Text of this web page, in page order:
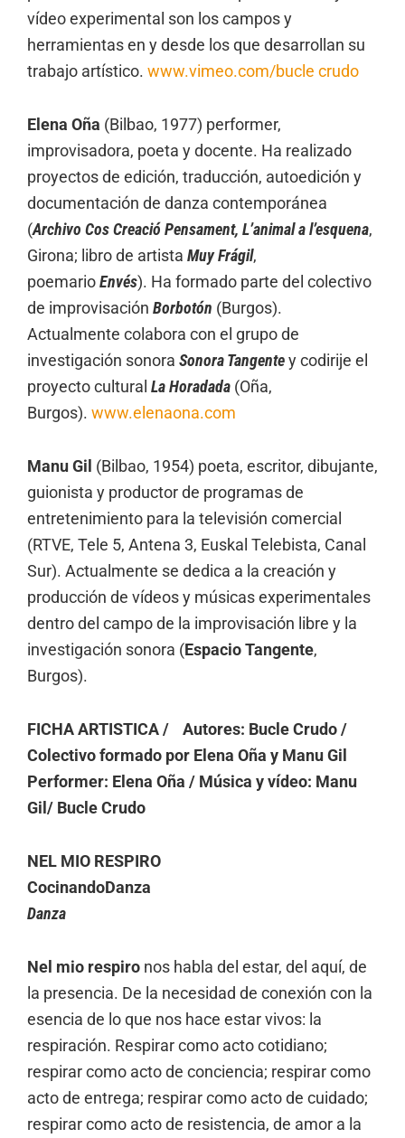
vídeo experimental son los campos y
herramientas en y desde los que desarrollan su
trabajo artístico. www.vimeo.com/bucle crudo
Elena Oña (Bilbao, 1977) performer,
improvisadora, poeta y docente. Ha realizado
proyectos de edición, traducción, autoedición y
documentación de danza contemporánea
(Archivo Cos Creació Pensament, L’animal a l’esquena,
Girona; libro de artista Muy Frágil,
poemarioEnvés). Ha formado parte del colectivo
de improvisación Borbotón (Burgos).
Actualmente colabora con el grupo de
investigación sonora Sonora Tangentey codirije el
proyecto cultural La Horadada (Oña,
Burgos). www.elenaona.com
Manu Gil (Bilbao, 1954) poeta, escritor, dibujante,
guionista y productor de programas de
entretenimiento para la televisión comercial
(RTVE, Tele 5, Antena 3, Euskal Telebista, Canal
Sur). Actualmente se dedica a la creación y
producción de vídeos y músicas experimentales
dentro del campo de la improvisación libre y la
investigación sonora (Espacio Tangente,
Burgos).
FICHA ARTISTICA / Autores: Bucle Crudo /
Colectivo formado por Elena Oña y Manu Gil
Performer: Elena Oña / Música y vídeo: Manu
Gil/ Bucle Crudo
NEL MIO RESPIRO
CocinandoDanza
Danza
Nel mio respiro nos habla del estar, del aquí, de
la presencia. De la necesidad de conexión con la
esencia de lo que nos hace estar vivos: la
respiración. Respirar como acto cotidiano;
respirar como acto de conciencia; respirar como
acto de entrega; respirar como acto de cuidado;
respirar como acto de resistencia, de amor a la